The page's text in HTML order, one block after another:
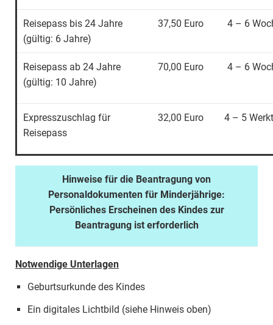
Reisepass bis 24 Jahre
(gültig: 6 Jahre)
37,50 Euro 4 – 6
Reisepass ab 24 Jahre
(gültig: 10 Jahre)
70,00 Euro 4 – 6
Expresszuschlag für
Reisepass
32,00 Euro 4 – 5
Hinweise für die Beantragung von
Personaldokumenten für Minderjährige:
Persönliches Erscheinen des Kindes zur
Beantragung ist erforderlich
Notwendige Unterlagen
Geburtsurkunde des Kindes
Ein digitales Lichtbild (siehe Hinweis oben)